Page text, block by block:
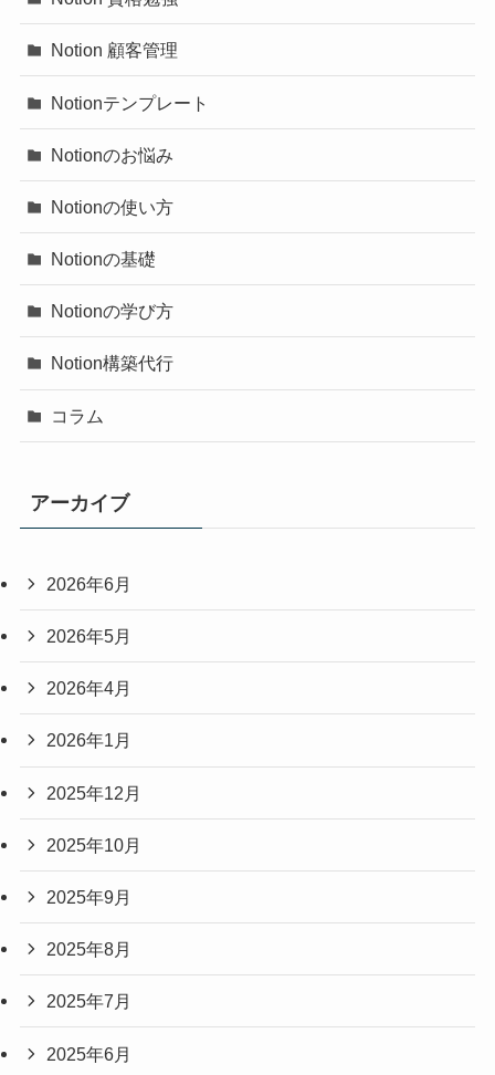
Notion 顧客管理
Notionテンプレート
Notionのお悩み
Notionの使い方
Notionの基礎
Notionの学び方
Notion構築代行
コラム
アーカイブ
2026年6月
2026年5月
2026年4月
2026年1月
2025年12月
2025年10月
2025年9月
2025年8月
2025年7月
2025年6月